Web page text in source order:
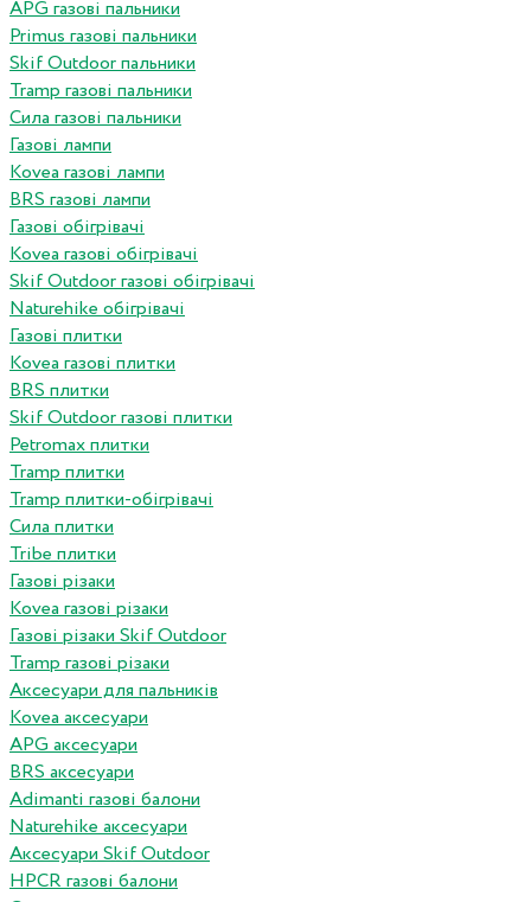
APG газові пальники
Primus газові пальники
Skif Outdoor пальники
Tramp газові пальники
Сила газові пальники
Газові лампи
Kovea газові лампи
BRS газові лампи
Газові обігрівачі
Kovea газові обігрівачі
Skif Outdoor газові обігрівачі
Naturehike обігрівачі
Газові плитки
Kovea газові плитки
BRS плитки
Skif Outdoor газові плитки
Petromax плитки
Tramp плитки
Tramp плитки-обігрівачі
Сила плитки
Tribe плитки
Газові різаки
Kovea газові різаки
Газові різаки Skif Outdoor
Tramp газові різаки
Аксесуари для пальників
Kovea аксесуари
APG аксесуари
BRS аксесуари
Adimanti газові балони
Naturehike аксесуари
Аксесуари Skif Outdoor
HPCR газові балони